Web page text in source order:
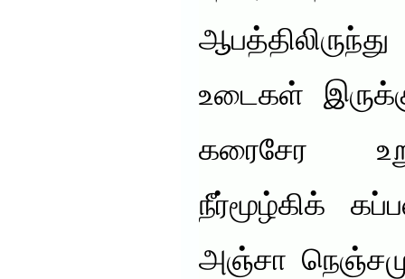
உடைகள்
கரைசேர
நீர்மூழ்கிக்
அஞ்சா